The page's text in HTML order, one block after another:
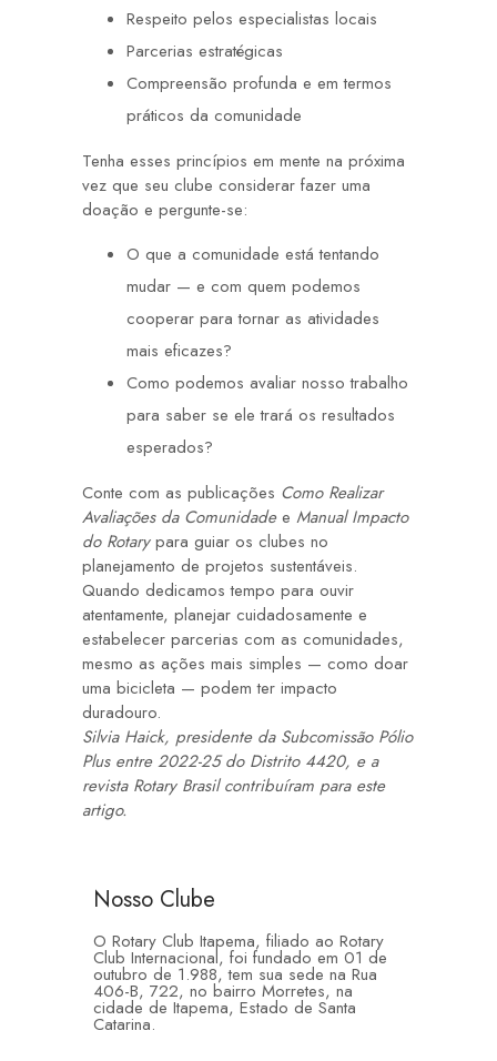
Respeito pelos especialistas locais
Parcerias estratégicas
Compreensão profunda e em termos
práticos da comunidade
Tenha esses princípios em mente na próxima
vez que seu clube considerar fazer uma
doação e pergunte-se:
O que a comunidade está tentando
mudar — e com quem podemos
cooperar para tornar as atividades
mais eficazes?
Como podemos avaliar nosso trabalho
para saber se ele trará os resultados
esperados?
Conte com as publicações Como Realizar
Avaliações da Comunidadee Manual Impacto
do Rotarypara guiar os clubes no
planejamento de projetos sustentáveis.
Quando dedicamos tempo para ouvir
atentamente, planejar cuidadosamente e
estabelecer parcerias com as comunidades,
mesmo as ações mais simples — como doar
uma bicicleta — podem ter impacto
duradouro.
Silvia Haick, presidente da Subcomissão Pólio
Plus entre 2022-25 do Distrito 4420, e a
revista Rotary Brasil contribuíram para este
artigo.
Nosso Clube
O Rotary Club Itapema, filiado ao Rotary
Club Internacional, foi fundado em 01 de
outubro de 1.988, tem sua sede na Rua
406-B, 722, no bairro Morretes, na
cidade de Itapema, Estado de Santa
Catarina.